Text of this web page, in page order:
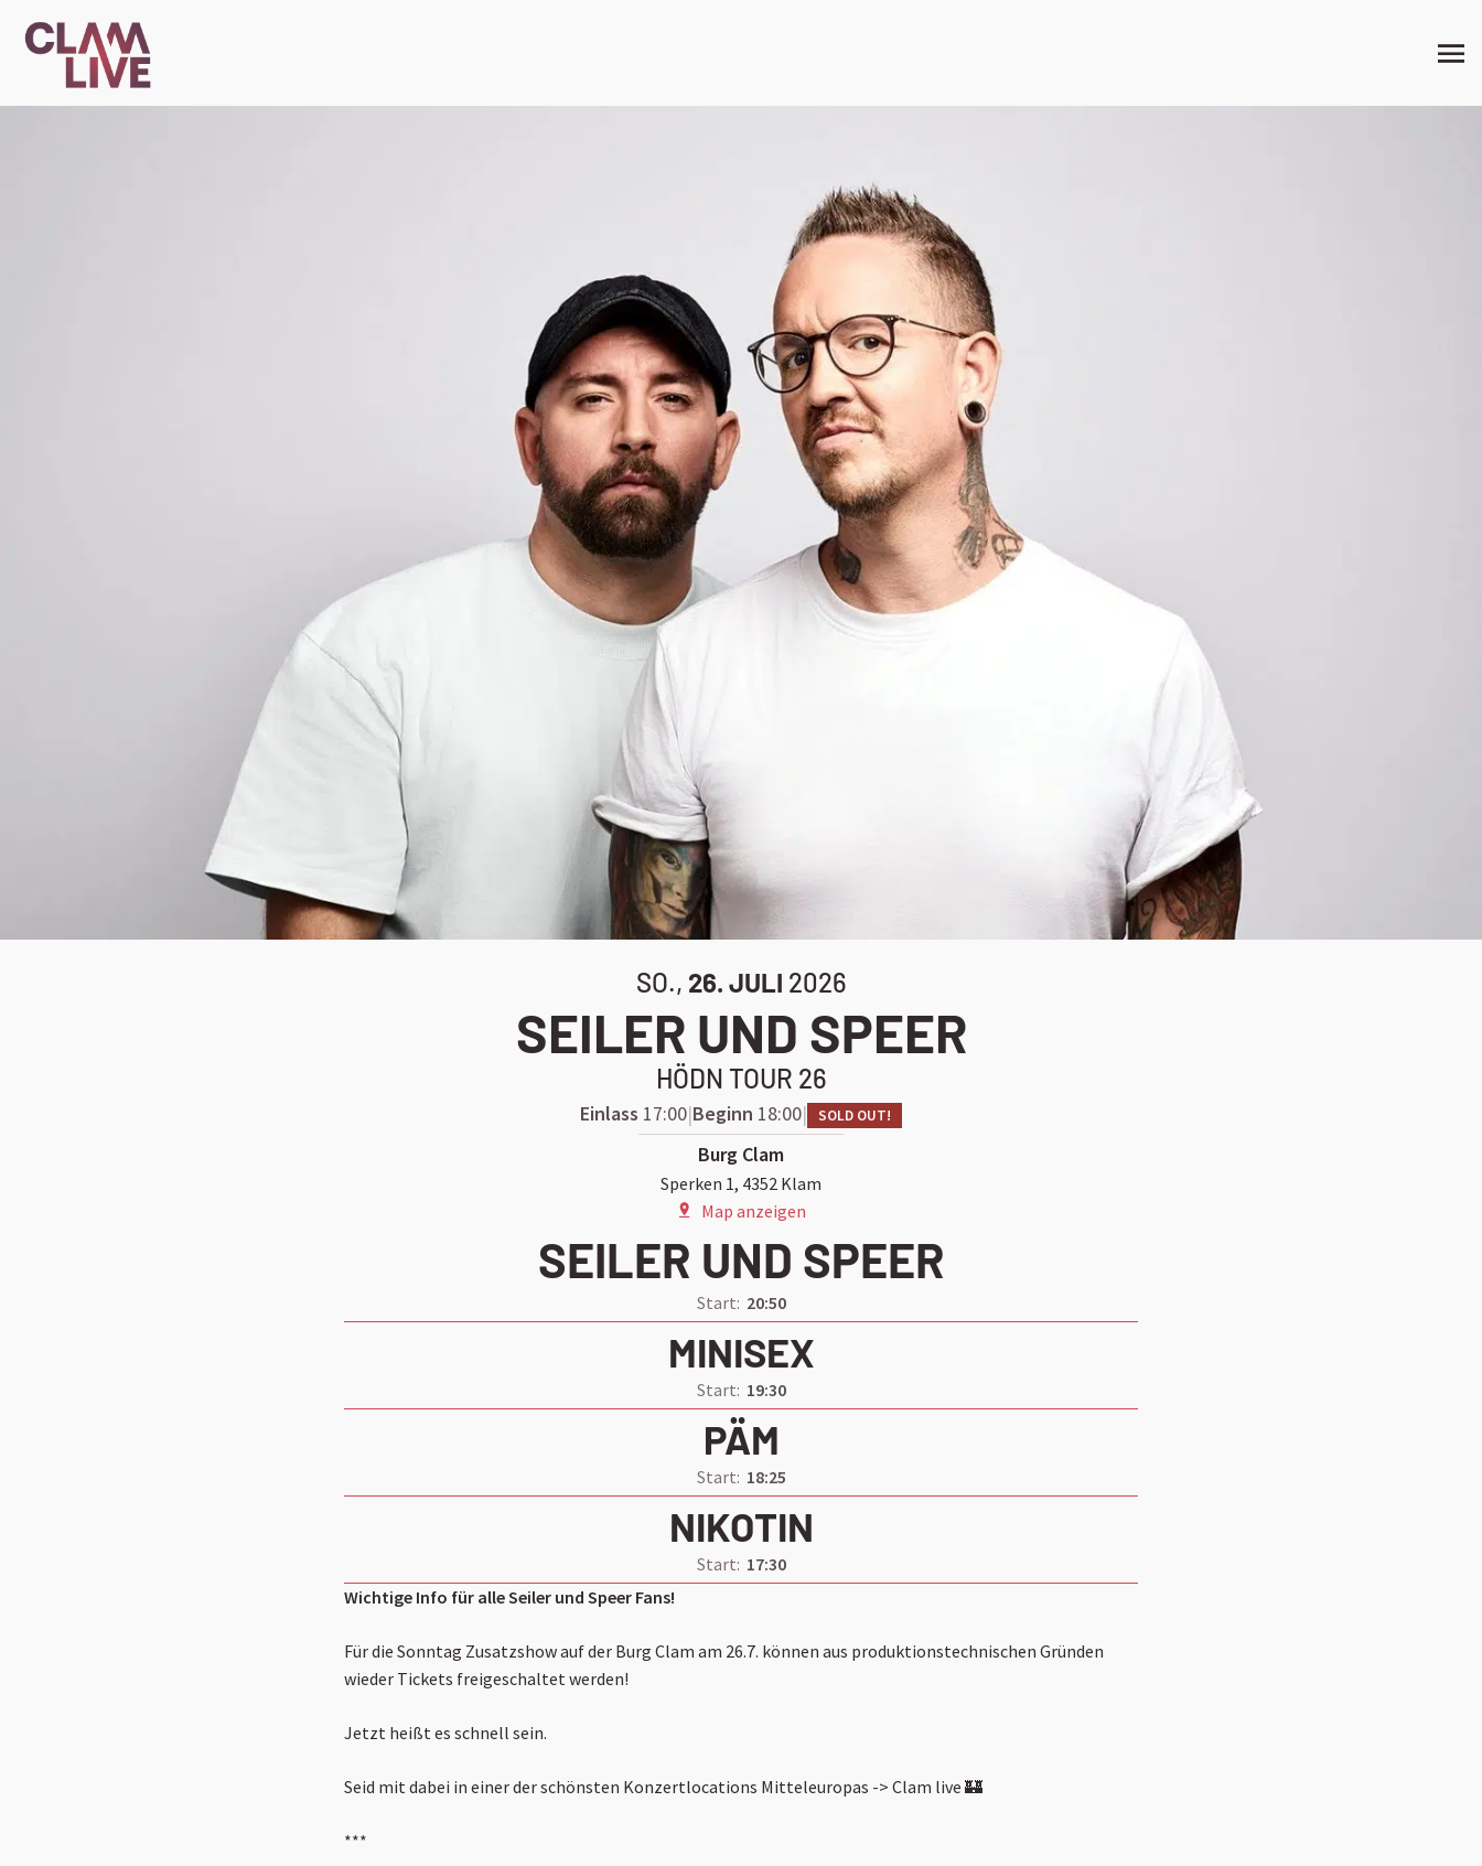
SO., 26. JULI 2026
SEILER UND SPEER
HÖDN TOUR 26
Einlass 17:00 Beginn 18:00 SOLD OUT!
Burg Clam
Sperken 1, 4352 Klam
Map anzeigen
SEILER UND SPEER
Start: 20:50
MINISEX
Start: 19:30
PÄM
Start: 18:25
NIKOTIN
Start: 17:30
Wichtige Info für alle Seiler und Speer Fans!
Für die Sonntag Zusatzshow auf der Burg Clam am 26.7. können aus produktionstechnischen Gründen
wieder Tickets freigeschaltet werden!
Jetzt heißt es schnell sein.
Seid mit dabei in einer der schönsten Konzertlocations Mitteleuropas -> Clam live 🏰
***